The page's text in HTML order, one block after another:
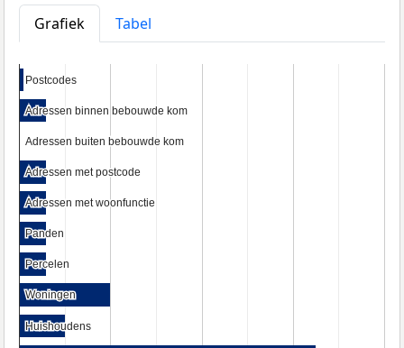
Grafiek
Tabel
Postcodes
Postcodes
Adressen binnen bebouwde kom
Adressen binnen bebouwde kom
Adressen buiten bebouwde kom
Adressen buiten bebouwde kom
Adressen met postcode
Adressen met postcode
Adressen met woonfunctie
Adressen met woonfunctie
Panden
Panden
Percelen
Percelen
Woningen
Woningen
Huishoudens
Huishoudens